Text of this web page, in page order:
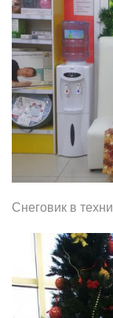
Снеговик в